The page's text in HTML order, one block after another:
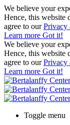
We believe your
Hence, this website
agree to ourPrivacy
Learn more Got it!
We believe your
Hence, this website
agree to ourPrivacy
Learn more Got it!
Toggle menu